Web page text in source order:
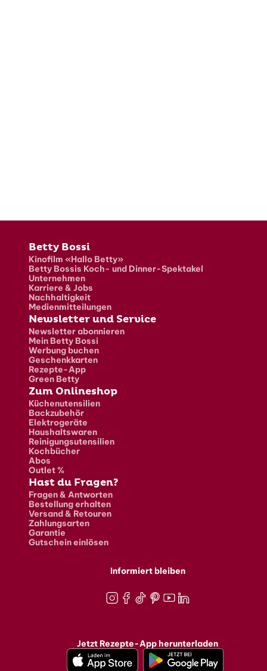
Fusszeile
Betty Bossi
Kinofilm «Hallo Betty»
Betty Bossis Koch- und Dinner-Spektakel
Unternehmen
Karriere & Jobs
Nachhaltigkeit
Medienmitteilungen
Newsletter und Service
Newsletter abonnieren
Mein Betty Bossi
Werbung buchen
Geschenkkarten
Rezepte-App
Green Betty
Zum Onlineshop
Küchenutensilien
Backzubehör
Elektrogeräte
Haushaltswaren
Reinigungsutensilien
Kochbücher
Abos
Outlet %
Hast du Fragen?
Fragen & Antworten
Bestellung erhalten
Versand & Retouren
Zahlungsarten
Garantie
Gutschein einlösen
Informiert bleiben
Jetzt Rezepte-App herunterladen